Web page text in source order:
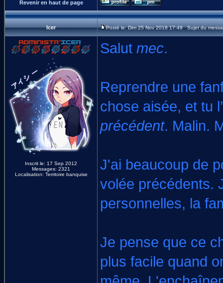
Revenir en haut de page
Icer Posté le: Dim 25 Nov 2018 17:49 Sujet du
Inscrit le: 17 Sep 2012
Messages: 2321
Localisation: Territoire banquise
Salut mec.
Reprendre une
chose aisée, et tu
précédent. Malin.
J'ai beaucoup de
volée précédents.
personnelles, la
Je pense que ce
plus facile quand